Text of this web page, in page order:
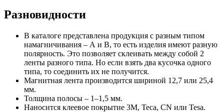
Разновидности
В каталоге представлена продукция с разным типом
намагничивания – А и В, то есть изделия имеют разную
полярность. Это позволяет склеивать между собой 2
ленты разного типа. Но если взять два кусочка одного
типа, то соединить их не получится.
Магнитная лента производится шириной 12,7 или 25,4
мм.
Толщина полосы – 1–1,5 мм.
Наносится клеевое покрытие 3М, Теса, CN или Tesa.